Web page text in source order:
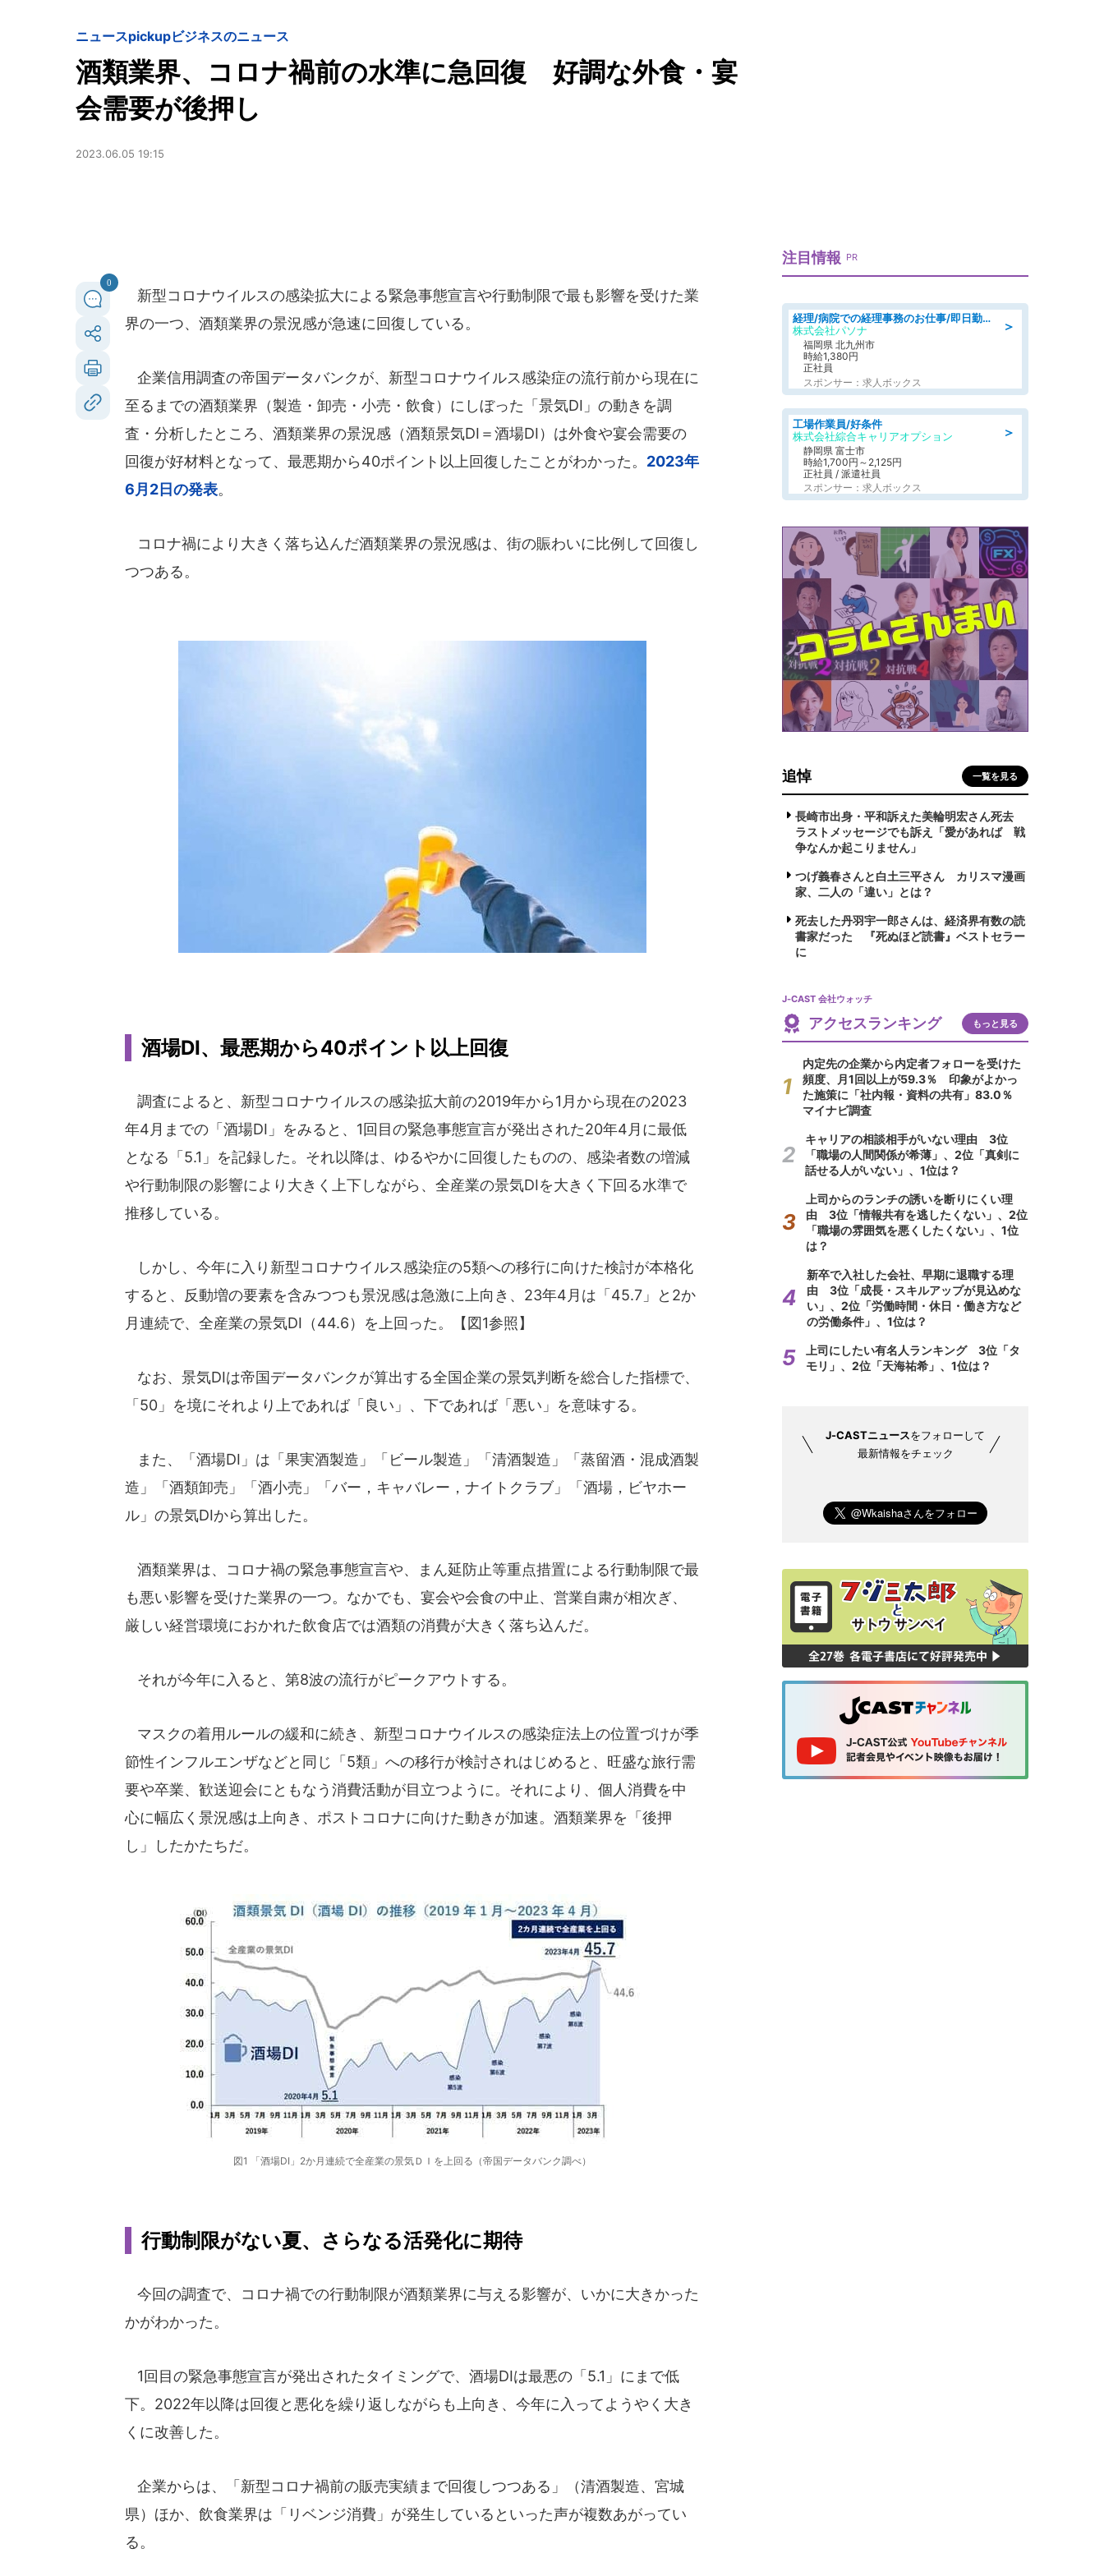
ニュースpickupビジネスのニュース
酒類業界、コロナ禍前の水準に急回復 好調な外食・宴
会需要が後押し
2023.06.05 19:15
0
新型コロナウイルスの感染拡大による緊急事態宣言や行動制限で最も影響を受けた業
界の一つ、酒類業界の景況感が急速に回復している。
企業信用調査の帝国データバンクが、新型コロナウイルス感染症の流行前から現在に
至るまでの酒類業界（製造・卸売・小売・飲食）にしぼった「景気DI」の動きを調
査・分析したところ、酒類業界の景況感（酒類景気DI＝酒場DI）は外食や宴会需要の
回復が好材料となって、最悪期から40ポイント以上回復したことがわかった。 2023年
6月2日の発表。
コロナ禍により大きく落ち込んだ酒類業界の景況感は、街の賑わいに比例して回復し
つつある。
酒場DI、最悪期から40ポイント以上回復
調査によると、新型コロナウイルスの感染拡大前の2019年から1月から現在の2023
年4月までの「酒場DI」をみると、1回目の緊急事態宣言が発出された20年4月に最低
となる「5.1」を記録した。それ以降は、ゆるやかに回復したものの、感染者数の増減
や行動制限の影響により大きく上下しながら、全産業の景気DIを大きく下回る水準で
推移している。
しかし、今年に入り新型コロナウイルス感染症の5類への移行に向けた検討が本格化
すると、反動増の要素を含みつつも景況感は急激に上向き、23年4月は「45.7」と2か
月連続で、全産業の景気DI（44.6）を上回った。【図1参照】
なお、景気DIは帝国データバンクが算出する全国企業の景気判断を総合した指標で、
「50」を境にそれより上であれば「良い」、下であれば「悪い」を意味する。
また、「酒場DI」は「果実酒製造」「ビール製造」「清酒製造」「蒸留酒・混成酒製
造」「酒類卸売」「酒小売」「バー，キャバレー，ナイトクラブ」「酒場，ビヤホー
ル」の景気DIから算出した。
酒類業界は、コロナ禍の緊急事態宣言や、まん延防止等重点措置による行動制限で最
も悪い影響を受けた業界の一つ。なかでも、宴会や会食の中止、営業自粛が相次ぎ、
厳しい経営環境におかれた飲食店では酒類の消費が大きく落ち込んだ。
それが今年に入ると、第8波の流行がピークアウトする。
マスクの着用ルールの緩和に続き、新型コロナウイルスの感染症法上の位置づけが季
節性インフルエンザなどと同じ「5類」への移行が検討されはじめると、旺盛な旅行需
要や卒業、歓送迎会にともなう消費活動が目立つように。それにより、個人消費を中
心に幅広く景況感は上向き、ポストコロナに向けた動きが加速。酒類業界を「後押
し」したかたちだ。
図1 「酒場DI」2か月連続で全産業の景気ＤＩを上回る（帝国データバンク調べ）
行動制限がない夏、さらなる活発化に期待
今回の調査で、コロナ禍での行動制限が酒類業界に与える影響が、いかに大きかった
かがわかった。
1回目の緊急事態宣言が発出されたタイミングで、酒場DIは最悪の「5.1」にまで低
下。2022年以降は回復と悪化を繰り返しながらも上向き、今年に入ってようやく大き
くに改善した。
企業からは、「新型コロナ禍前の販売実績まで回復しつつある」（清酒製造、宮城
県）ほか、飲食業界は「リベンジ消費」が発生しているといった声が複数あがってい
る。
注目情報 PR
＞
経理/病院での経理事務のお仕事/即日勤務可/車通勤可/経理/一般事務
株式会社パソナ
福岡県 北九州市
時給1,380円
正社員
スポンサー：求人ボックス
＞
工場作業員/好条件
株式会社綜合キャリアオプション
静岡県 富士市
時給1,700円～2,125円
正社員 / 派遣社員
スポンサー：求人ボックス
追悼 一覧を見る
長崎市出身・平和訴えた美輪明宏さん死去
ラストメッセージでも訴え「愛があれば 戦
争なんか起こりません」
つげ義春さんと白土三平さん カリスマ漫画
家、二人の「違い」とは？
死去した丹羽宇一郎さんは、経済界有数の読
書家だった 『死ぬほど読書』ベストセラー
に
J-CAST 会社ウォッチ
アクセスランキング もっと見る
内定先の企業から内定者フォローを受けた
頻度、月1回以上が59.3％ 印象がよかっ
た施策に「社内報・資料の共有」83.0％
マイナビ調査
キャリアの相談相手がいない理由 3位
「職場の人間関係が希薄」、2位「真剣に
話せる人がいない」、1位は？
上司からのランチの誘いを断りにくい理
由 3位「情報共有を逃したくない」、2位
「職場の雰囲気を悪くしたくない」、1位
は？
新卒で入社した会社、早期に退職する理
由 3位「成長・スキルアップが見込めな
い」、2位「労働時間・休日・働き方など
の労働条件」、1位は？
上司にしたい有名人ランキング 3位「タ
モリ」、2位「天海祐希」、1位は？
J-CASTニュースをフォローして
最新情報をチェック